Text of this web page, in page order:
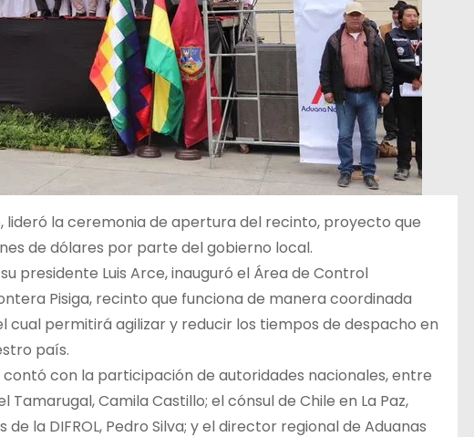
lideró la ceremonia de apertura del recinto, proyecto que
de dólares por parte del gobierno local.
presidente Luis Arce, inauguró el Área de Control
Pisiga, recinto que funciona de manera coordinada
cual permitirá agilizar y reducir los tiempos de despacho en
país.
con la participación de autoridades nacionales, entre
Camila Castillo; el cónsul de Chile en La Paz,
la DIFROL, Pedro Silva; y el director regional de Aduanas